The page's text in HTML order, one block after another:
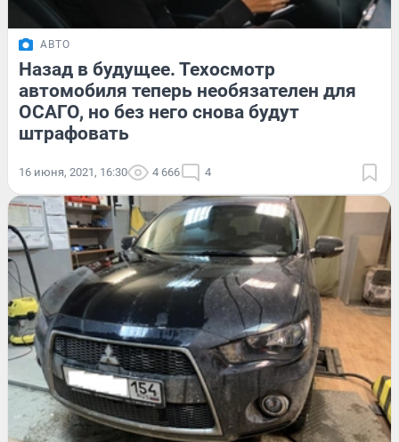
АВТО
Назад в будущее. Техосмотр
автомобиля теперь необязателен для
ОСАГО, но без него снова будут
штрафовать
16 июня, 2021, 16:30 4 666 4